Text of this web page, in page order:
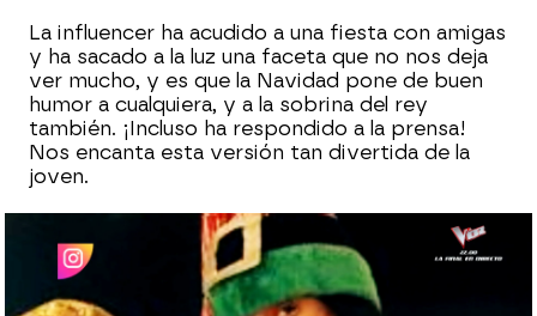
La influencer ha acudido a una fiesta con amigas
y ha sacado a la luz una faceta que no nos deja
ver mucho, y es que la Navidad pone de buen
humor a cualquiera, y a la sobrina del rey
también. ¡Incluso ha respondido a la prensa!
Nos encanta esta versión tan divertida de la
joven.